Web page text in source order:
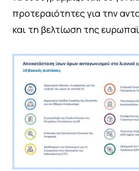
προτεραιότητες για την
και τη βελτίωση της